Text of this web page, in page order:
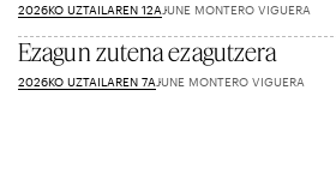
2026KO UZTAILAREN 12A JUNE MONTERO VIGUERA
Ezagun zutena ezagutzera
2026KO UZTAILAREN 7A JUNE MONTERO VIGUERA